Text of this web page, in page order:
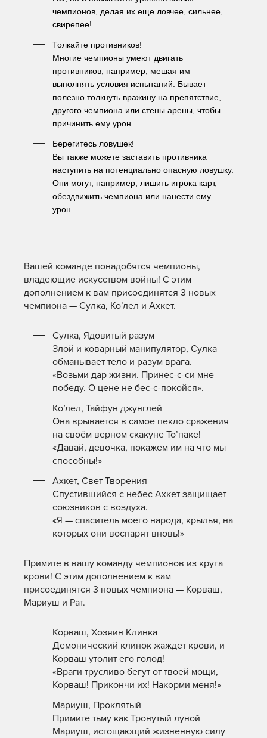
чемпионов, делая их еще ловчее, сильнее,
свирепее!
Толкайте противников!
Многие чемпионы умеют двигать
противников, например, мешая им
выполнять условия испытаний. Бывает
полезно толкнуть вражину на препятствие,
другого чемпиона или стены арены, чтобы
причинить ему урон.
Берегитесь ловушек!
Вы также можете заставить противника
наступить на потенциально опасную ловушку.
Они могут, например, лишить игрока карт,
обездвижить чемпиона или нанести ему
урон.
Вашей команде понадобятся чемпионы,
владеющие искусством войны! С этим
дополнением к вам присоединятся 3 новых
чемпиона — Сулка, Ко’лел и Ахкет.
Сулка, Ядовитый разум
Злой и коварный манипулятор, Сулка
обманывает тело и разум врага.
«Возьми дар жизни. Принес-с-си мне
победу. О цене не бес-с-покойся».
Ко’лел, Тайфун джунглей
Она врывается в самое пекло сражения
на своём верном скакуне То’паке!
«Давай, девочка, покажем им на что мы
способны!»
Ахкет, Свет Творения
Спустившийся с небес Ахкет защищает
союзников с воздуха.
«Я — спаситель моего народа, крылья, на
которых они воспарят вновь!»
Примите в вашу команду чемпионов из круга
крови! С этим дополнением к вам
присоединятся 3 новых чемпиона — Корваш,
Мариуш и Рат.
Корваш, Хозяин Клинка
Демонический клинок жаждет крови, и
Корваш утолит его голод!
«Враги трусливо бегут от твоей мощи,
Корваш! Прикончи их! Накорми меня!»
Мариуш, Проклятый
Примите тьму как Тронутый луной
Мариуш, истощающий жизненную силу